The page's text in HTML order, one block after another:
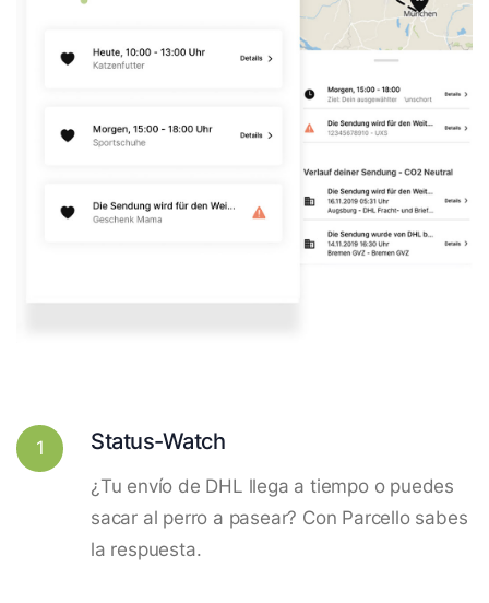
1 Status-Watch
¿Tu envío de DHL llega a tiempo o puedes
sacar al perro a pasear? Con Parcello sabes
la respuesta.